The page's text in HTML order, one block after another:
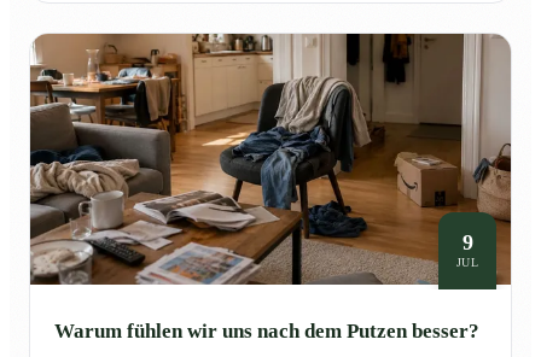
9
JUL
Warum fühlen wir uns nach dem Putzen besser?